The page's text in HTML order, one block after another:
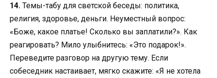
14. Темы-табу для светской беседы: политика,
религия, здоровье, деньги. Неуместный вопрос:
«Боже, какое платье! Сколько вы заплатили?». Как
реагировать? Мило улыбнитесь: «Это подарок!».
Переведите разговор на другую тему. Если
собеседник настаивает, мягко скажите: «Я не хотела